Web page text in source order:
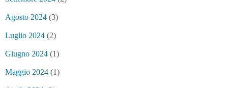
Agosto 2024 (3)
Luglio 2024 (2)
Giugno 2024 (1)
Maggio 2024 (1)